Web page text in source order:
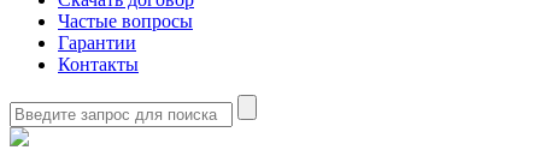
Частые вопросы
Гарантии
Контакты